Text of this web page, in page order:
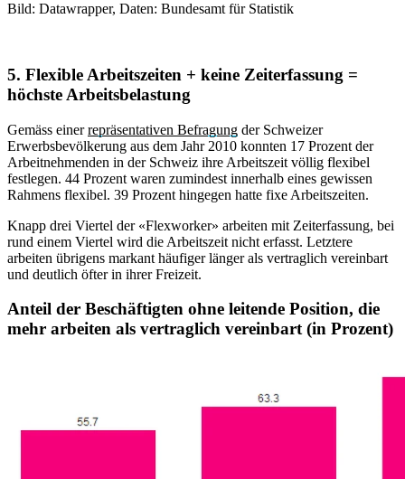
Bild: Datawrapper, Daten: Bundesamt für Statistik
5. Flexible Arbeitszeiten + keine Zeiterfassung =
höchste Arbeitsbelastung
Gemäss einerrepräsentativen Befragung der Schweizer
Erwerbsbevölkerung aus dem Jahr 2010 konnten 17 Prozent der
Arbeitnehmenden in der Schweiz ihre Arbeitszeit völlig flexibel
festlegen. 44 Prozent waren zumindest innerhalb eines gewissen
Rahmens flexibel. 39 Prozent hingegen hatte fixe Arbeitszeiten.
Knapp drei Viertel der «Flexworker» arbeiten mit Zeiterfassung, bei
rund einem Viertel wird die Arbeitszeit nicht erfasst. Letztere
arbeiten übrigens markant häufiger länger als vertraglich vereinbart
und deutlich öfter in ihrer Freizeit.
Anteil der Beschäftigten ohne leitende Position, die
mehr arbeiten als vertraglich vereinbart (in Prozent)